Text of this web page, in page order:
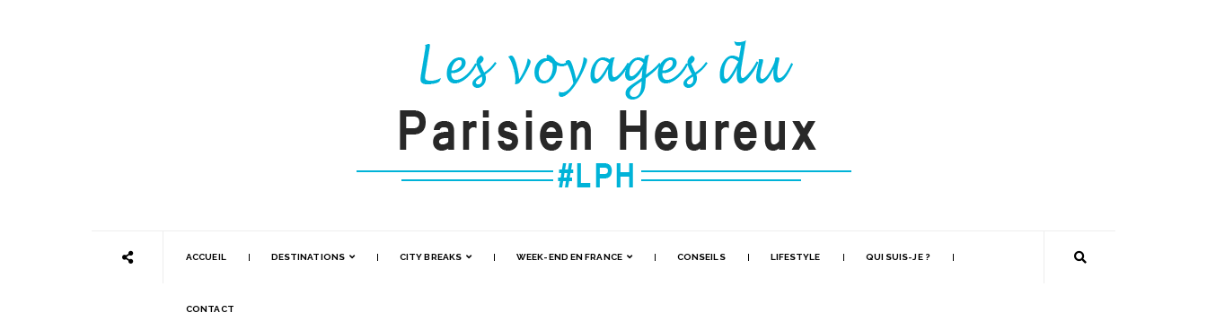
ACCUEIL DESTINATIONS CITY BREAKS WEEK-END EN FRANCE CONSEILS LIFESTYLE QUI SUIS-JE ?
CONTACT